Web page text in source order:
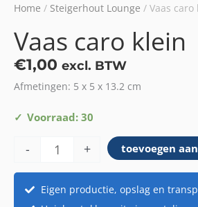
Home / Steigerhout Lounge / Vaas caro
Vaas caro klein
€1,00 excl. BTW
Afmetingen: 5 x 5 x 13.2 cm
Voorraad: 30
-
Vaas
klein
+ toevoegen
Eigen productie, opslag en